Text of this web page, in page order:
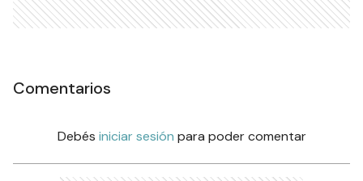
Comentarios
Debés iniciar sesión para poder comentar